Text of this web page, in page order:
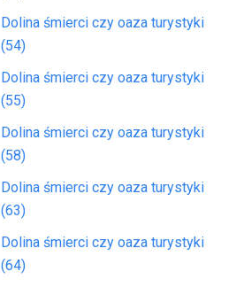
Dolina śmierci czy oaza turystyki
(54)
Dolina śmierci czy oaza turystyki
(55)
Dolina śmierci czy oaza turystyki
(58)
Dolina śmierci czy oaza turystyki
(63)
Dolina śmierci czy oaza turystyki
(64)